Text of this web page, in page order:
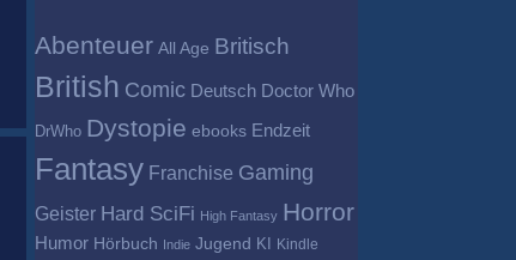
Abenteuer All Age Britisch
British Comic Deutsch Doctor Who
DrWho Dystopie ebooks Endzeit
Fantasy Franchise Gaming
Geister Hard SciFi High Fantasy Horror
Humor Hörbuch Indie Jugend KI Kindle